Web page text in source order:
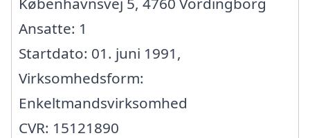
Ansatte: 1
Startdato: 01. juni 1991,
Virksomhedsform:
Enkeltmandsvirksomhed
CVR: 15121890